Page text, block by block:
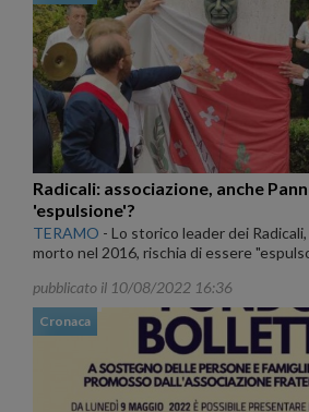
Radicali: associazione, anche
'espulsione'?
TERAMO - Lo storico leader dei
morto nel 2016, rischia di essere
pubblicato il 10/08/2022 16:36
Cronaca